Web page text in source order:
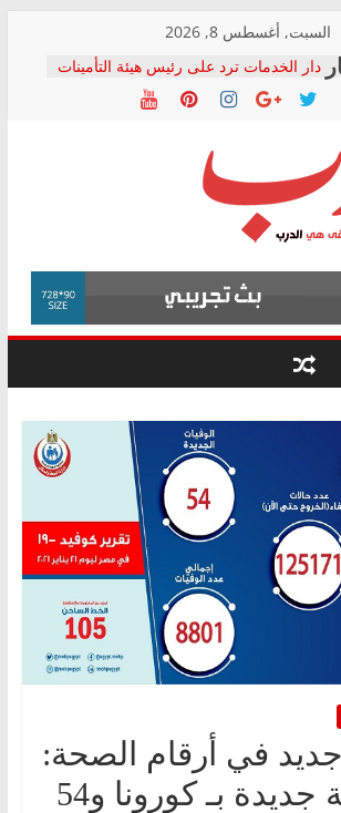
السبت, أغسطس 8, 2026
دار الخدمات ترد على رئيس هيئة التأمينات
بعد مؤتمره الصحفي: إنكار الأزمة لا ينهي
معاناة أصحاب المعاشات.. ونطالب بكشف
فرحات سليمان يكتب: القطاع الصحي إلى
أين؟
حزب التحالف الشعبي يطلق لجنة “الحق
في الصحة” بالإسكندرية لرصد الانتهاكات
ودعم المرضى
الوزاري لمدينة الصحفيين.. وانتهاء أعمال
إنشاء المبنى الإداري
المجلس القومي لحقوق الإنسان يعلن
متابعة قضية الدكتور محمد زهران.. ويؤكد:
قرينة البراءة وضمانات المحاكمة العادلة
في أرقام الصحة:
752 إصابة جديدة بـ كورونا و54